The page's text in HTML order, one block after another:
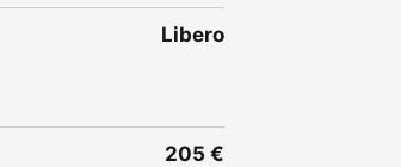
Libero
205 €